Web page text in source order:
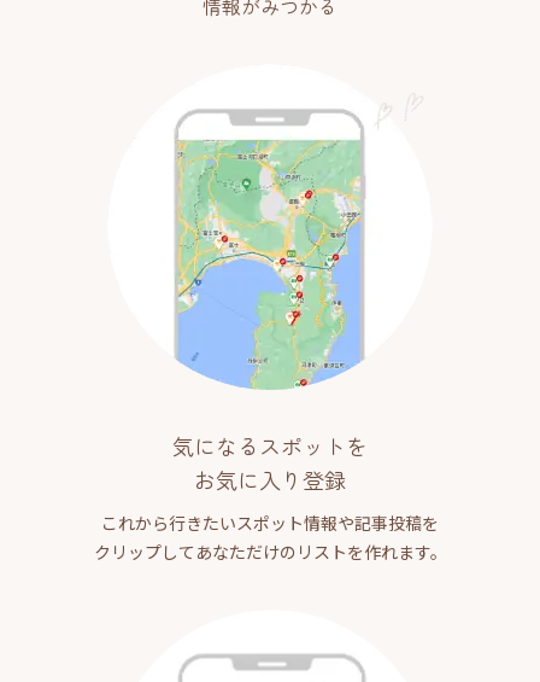
情報がみつかる
気になるスポットを
お気に入り登録
これから行きたいスポット情報や記事投稿を
クリップしてあなただけのリストを作れます。